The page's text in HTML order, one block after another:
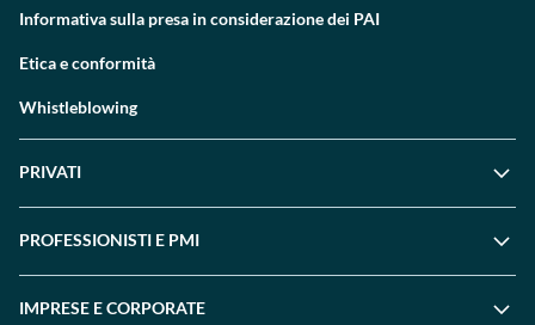
Informativa sulla presa in considerazione dei PAI
Etica e conformità
Whistleblowing
PRIVATI
PROFESSIONISTI E PMI
IMPRESE E CORPORATE